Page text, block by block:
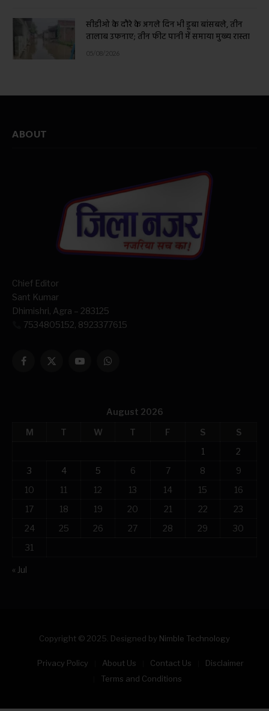
सीडीओ के दौरे के अगले दिन भी डूबा बांसबले, तीन
तालाब उफनाए; तीन फीट पानी में समाया मुख्य रास्ता
05/08/2026
ABOUT
Chief Editor
Sant Kumar
Dhimishri, Agra – 283125
7534805152, 8923377615
Facebook
X
YouTubeWhatsApp
August 2026
M
T W T F S
S
1
2
3
4 5 6 7 8
9
10
11 12 13 14 15
16
17
18 19 20 21 22
23
24
25 26 27 28 29
30
31
« Jul
Copyright © 2025. Designed by Nimble Technology
Privacy Policy About Us Contact Us
Disclaimer
Terms and Conditions